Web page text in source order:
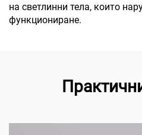
на светлинни тела, които
функциониране.